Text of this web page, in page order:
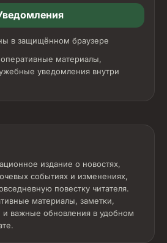
в защищённом браузере
материалы,
уведомления внутри
издание о новостях,
событиях и изменениях,
повестку читателя.
материалы, заметки,
важные обновления в удобном